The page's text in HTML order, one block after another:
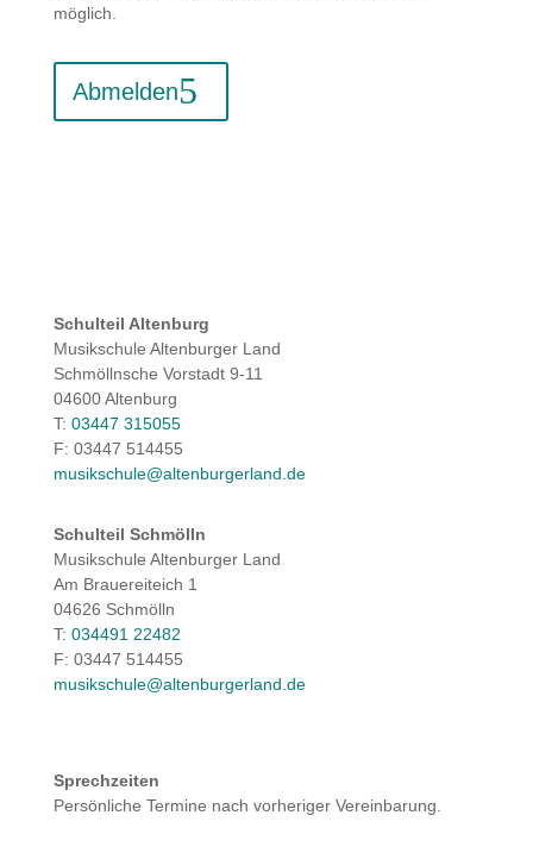
möglich.
Abmelden
Schulteil Altenburg
Musikschule Altenburger Land
Schmöllnsche Vorstadt 9-11
04600 Altenburg
T: 03447 315055
F: 03447 514455
musikschule@altenburgerland.de
Schulteil Schmölln
Musikschule Altenburger Land
Am Brauereiteich 1
04626 Schmölln
T: 034491 22482
F: 03447 514455
musikschule@altenburgerland.de
Sprechzeiten
Persönliche Termine nach vorheriger Vereinbarung.